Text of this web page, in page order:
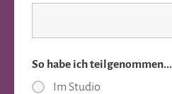
So habe ich teilgenommen...
Im Studio